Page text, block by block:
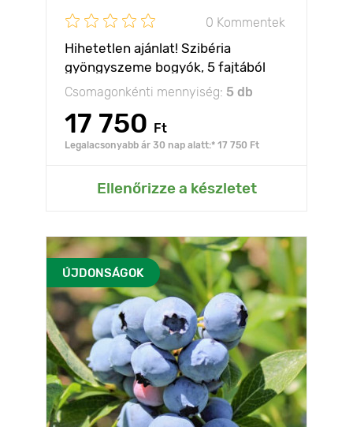
0 Kommentek
Hihetetlen ajánlat! Szibéria
gyöngyszeme bogyók, 5 fajtából
álló készlet
Csomagonkénti mennyiség: 5 db
17 750 Ft
Legalacsonyabb ár 30 nap alatt:* 17 750 Ft
Ellenőrizze a készletet
ÚJDONSÁGOK